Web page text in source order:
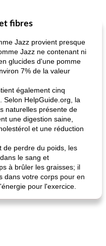
Viande et volaille
le méga's jopp joes
fibres
Jazz provient presque
Jazz ne contenant ni
glucides d'une pomme
7% de la valeur
également cinq
Selon HelpGuide.org, la
naturelles présente de
une digestion saine,
et une réduction
de perdre du poids, les
le sang et
à brûler les graisses; il
dans votre corps pour en
pour l'exercice.